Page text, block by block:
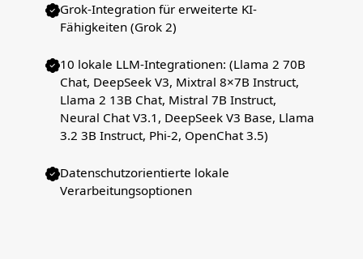
Grok-Integration für erweiterte KI-
Fähigkeiten (Grok 2)
10 lokale LLM-Integrationen: (Llama 2 70B
Chat, DeepSeek V3, Mixtral 8×7B Instruct,
Llama 2 13B Chat, Mistral 7B Instruct,
Neural Chat V3.1, DeepSeek V3 Base, Llama
3.2 3B Instruct, Phi-2, OpenChat 3.5)
Datenschutzorientierte lokale
Verarbeitungsoptionen